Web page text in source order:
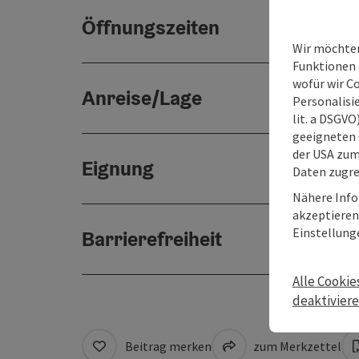
Öffnungszeiten
Anreise/Lage
Eignung
Barrierefreiheit
Beitrag merken zum Merkzettel
Wir
Funktionen
wofür wir
lit. a
geeigneten
der USA
Daten
Nähere
akzeptieren
Alle